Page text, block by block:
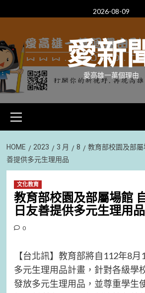
to
2026-08-09
愛新
愛高雄一萬個理由
Menu
HOME 2023 3 月 8
教育部校園及部
善提供多元生理用品
文化教育
教育部校園及部屬場館
日友善提供多元生理用品
0
【台北訊】教育部將自112年8
多元生理用品計畫，針對各級學
發放多元生理用品，並尊重學生